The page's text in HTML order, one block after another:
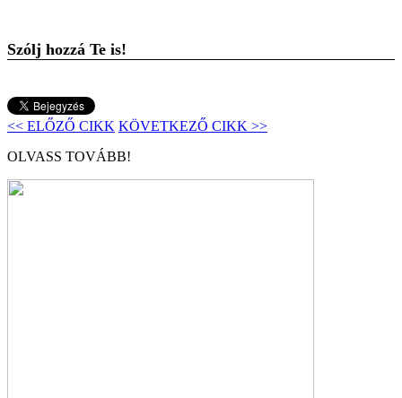
Szólj hozzá Te is!
<< ELŐZŐ CIKK KÖVETKEZŐ CIKK >>
OLVASS TOVÁBB!